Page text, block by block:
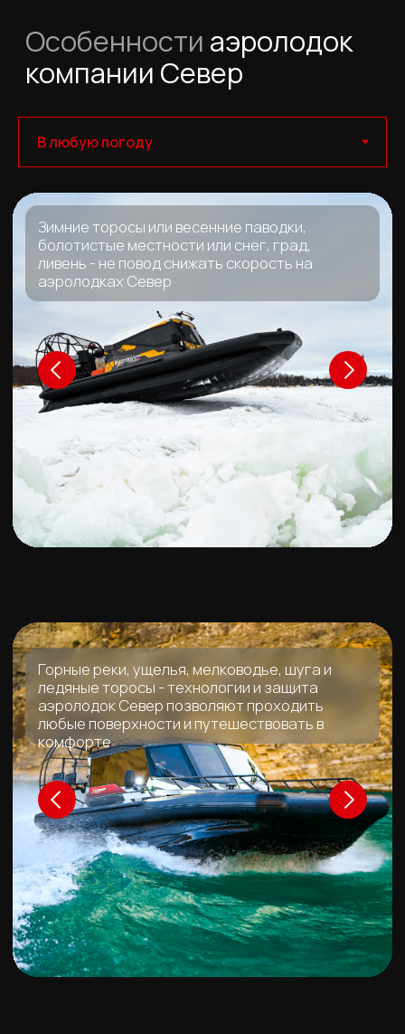
Дизайн каждой лодки
делается по желаниям и
предпочтениям
покупателя
Уникальный дизайн
Выбрать дизайн
Заказать бесплатную
консультацию
Получить консультацию
Не просто консультация, а полная картина рынка!
Мы расскажем обо всех производителях, объясним,
какие комплектующие подойдут именно вам, и
подберем идеальный вариант под ваш бюджет.
Оставьте контакт, чтобы получить максимум
пользы от консультации!